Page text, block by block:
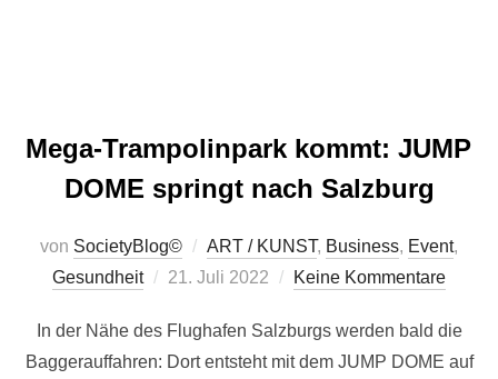
Mega-Trampolinpark kommt: JUMP
DOME springt nach Salzburg
von SocietyBlog© ART / KUNST, Business, Event,
Gesundheit
Veröffentlicht
21. Juli 2022 Keine Kommentare
In der Nähe des Flughafen Salzburgs werden bald die
Baggerauffahren: Dort entsteht mit dem JUMP DOME auf